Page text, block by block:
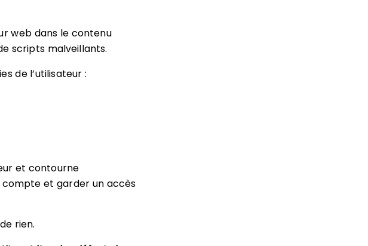
web dans le contenu
scripts malveillants.
de l’utilisateur :
et contourne
et garder un accès
rien.